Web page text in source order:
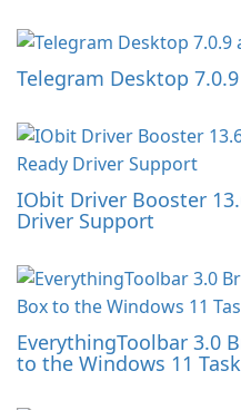
Telegram Desktop
IObit Driver Booster
Driver Support
EverythingToolbar 3.0
to the Windows 11